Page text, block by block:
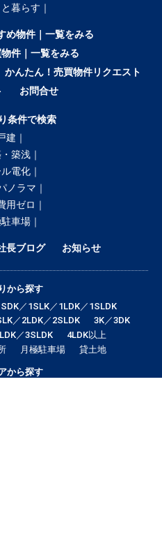
暮らす｜
め物件｜一覧をみる
件｜一覧をみる
かんたん！売買物件リクエスト
お問合せ
条件で検索
建｜
築浅｜
電化｜
ノラマ｜
用ゼロ｜
車場｜
長ブログ お知らせ
から探す
／1SLK／1LDK／1SLDK
／2LDK／2SLDK
3K／3DK
／3SLDK
4LDK以上
月極駐車場 貸土地
から探す